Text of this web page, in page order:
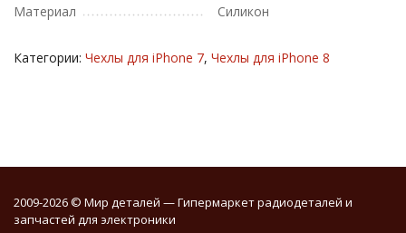
Материал
Силикон
Категории: Чехлы для iPhone 7, Чехлы для iPhone 8
2009-2026 © Мир деталей — Гипермаркет радиодеталей и
запчастей для электроники